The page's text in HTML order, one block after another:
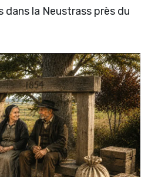
la Neustrass près du